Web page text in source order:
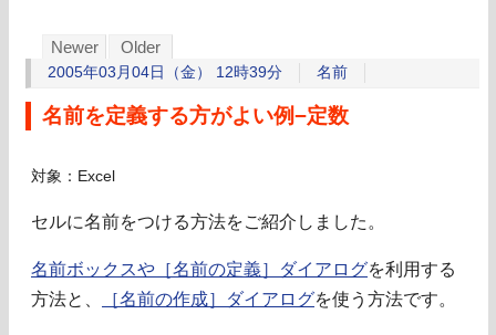
Newer Older
2005年03月04日（金） 12時39分 名前
名前を定義する方がよい例−定数
対象：Excel
セルに名前をつける方法をご紹介しました。
名前ボックスや［名前の定義］ダイアログを利用する
方法と、
［名前の作成］ダイアログを使う方法です。